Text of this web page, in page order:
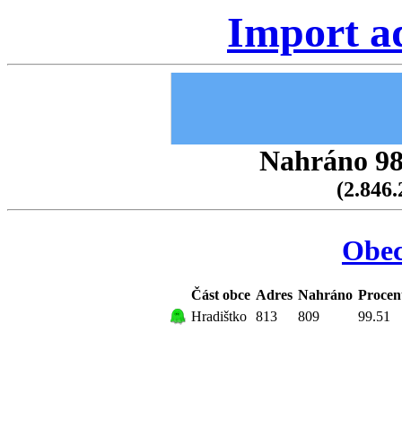
Import
Nahráno
Část obce Adres Nahráno
Hradištko 813 809 99.51